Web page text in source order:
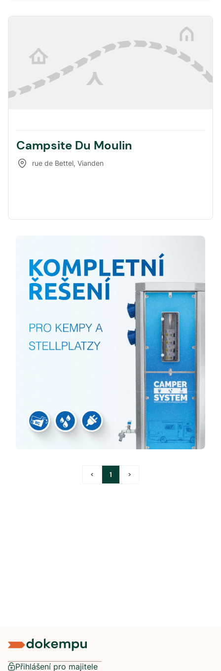
Campsite Du Moulin
rue de Bettel, Vianden
< 1 >
Přihlášení pro majitele